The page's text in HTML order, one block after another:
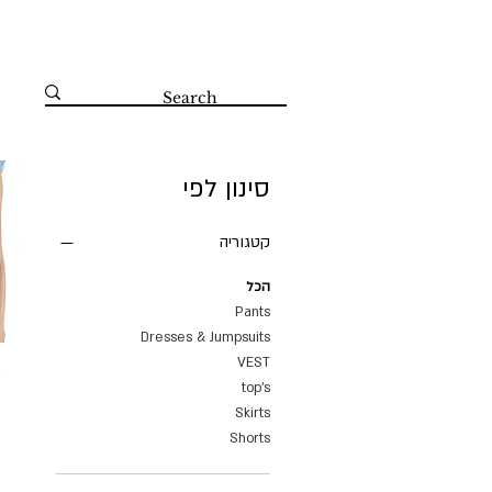
סינון לפי
קטגוריה
הכל
Pants
Dresses & Jumpsuits
VEST
top's
Skirts
Shorts